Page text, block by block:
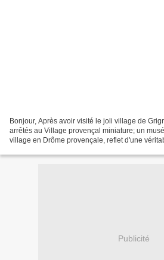
Bonjour, Après avoir visité le joli village de
arrêtés au Village provençal miniature; un
village en Drôme provençale, reflet d'une
Publicité